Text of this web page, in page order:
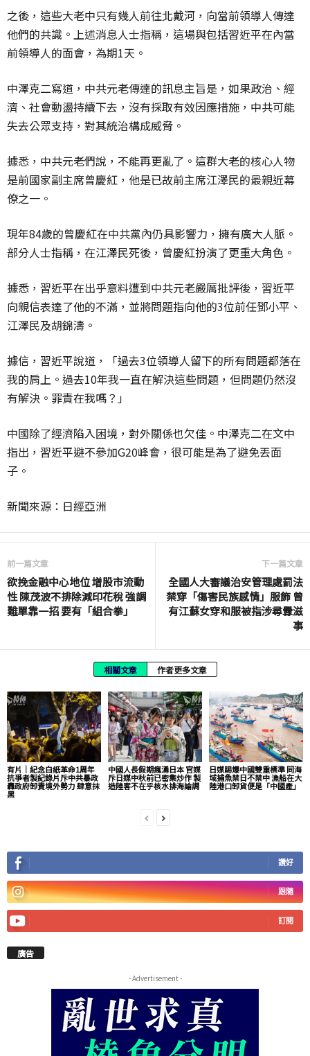
之後，這些大老中只有幾人前往北戴河，向當前領導人傳達
他們的共識。上述消息人士指稱，這場與包括習近平在內當
前領導人的面會，為期1天。
中澤克二寫道，中共元老傳達的訊息主旨是，如果政治、經
濟、社會動盪持續下去，沒有採取有效因應措施，中共可能
失去公眾支持，對其統治構成威脅。
據悉，中共元老們說，不能再更亂了。這群大老的核心人物
是前國家副主席曾慶紅，他是已故前主席江澤民的最親近幕
僚之一。
現年84歲的曾慶紅在中共黨內仍具影響力，擁有廣大人脈。
部分人士指稱，在江澤民死後，曾慶紅扮演了更重大角色。
據悉，習近平在出乎意料遭到中共元老嚴厲批評後，習近平
向親信表達了他的不滿，並將問題指向他的3位前任鄧小平、
江澤民及胡錦濤。
據信，習近平說道，「過去3位領導人留下的所有問題都落在
我的肩上。過去10年我一直在解決這些問題，但問題仍然沒
有解決。罪責在我嗎？」
中國除了經濟陷入困境，對外關係也欠佳。中澤克二在文中
指出，習近平避不參加G20峰會，很可能是為了避免丟面
子。
新聞來源：日經亞洲
前一篇文章
欲挽金融中心地位 增股市流動
性 陳茂波不排除減印花稅 強調
難單靠一招 要有「組合拳」
下一篇文章
全國人大審議治安管理處罰法
禁穿「傷害民族感情」服飾 曾
有江蘇女穿和服被指涉尋釁滋
事
相關文章 作者更多文章
有片│紀念白紙革命1周年
抗爭者製紀錄片斥中共暴政
轟政府卸責境外勢力 肆意抹
黑
中國人長假期瘋湧日本 官媒
斥日媒中秋前已密集炒作 製
造陸客不在乎核水排海論調
日媒踢爆中國雙重標準 同海
域捕魚禁日不禁中 漁船在大
陸港口卸貨便是「中國產」
讚好
跟隨
訂閱
廣告
- Advertisement -